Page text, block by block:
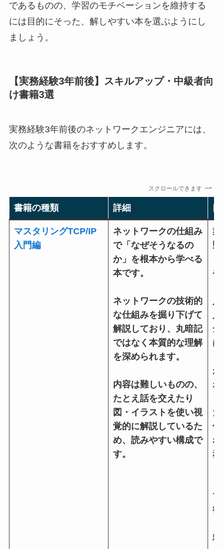
であるものの、学習のモチベーションを維持する
には目的にそった、解しやすい本を選ぶようにし
ましょう。
【実務経験3年前後】スキルアップ・中級者向
け書籍3選
実務経験3年前後のネットワークエンジニアには、
次のような書籍をおすすめします。
スクロールできます
書籍の種類 詳細
マスタリングTCP/IP
入門編
ネットワークの仕組み
で「なぜそうなるの
か」を根本から学べる
本です。
ネットワークの技術的
な仕組みを掘り下げて
解説しており、丸暗記
ではなく本質的な理解
を深められます。
内容は難しいものの、
たとえ話を交えたり
図・イラストを使い視
覚的に解説しているた
め、読みやすい構成で
す。